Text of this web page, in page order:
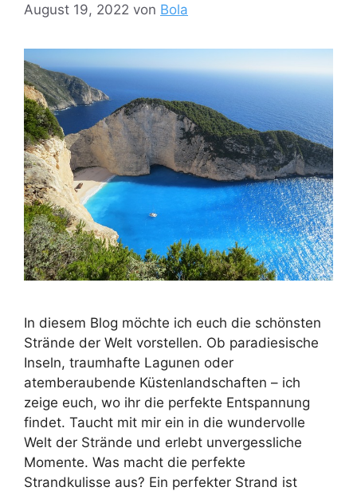
August 19, 2022 von Bola
In diesem Blog möchte ich euch die schönsten
Strände der Welt vorstellen. Ob paradiesische
Inseln, traumhafte Lagunen oder
atemberaubende Küstenlandschaften – ich
zeige euch, wo ihr die perfekte Entspannung
findet. Taucht mit mir ein in die wundervolle
Welt der Strände und erlebt unvergessliche
Momente. Was macht die perfekte
Strandkulisse aus? Ein perfekter Strand ist